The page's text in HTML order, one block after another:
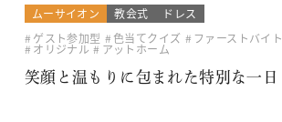
ムーサイオン 教会式
ドレス
ゲスト参加型
色当てクイズ ファーストバイト
オリジナル
アットホーム
笑顔と温もりに包まれた特別な一日